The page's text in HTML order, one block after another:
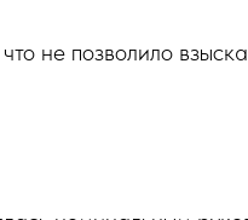
не позволило